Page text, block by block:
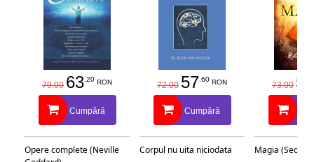
79.00 63.20 RON
Cumpără
Opere complete (Neville
72.00 57.60 RON
Cumpără
Corpul nu uita niciodata
73.00 58
Magia